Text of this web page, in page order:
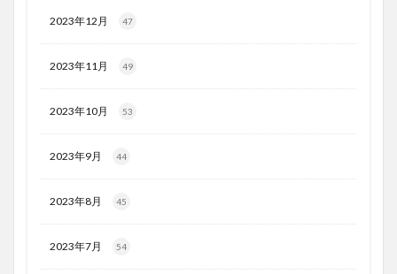
2023年12月 47
2023年11月 49
2023年10月 53
2023年9月 44
2023年8月 45
2023年7月 54